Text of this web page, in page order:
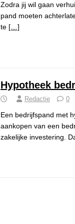
Zodra jij wil gaan
pand moeten
te […]
Hypotheek
Redactie 0
Een bedrijfspand met
aankopen van een
zakelijke investering.